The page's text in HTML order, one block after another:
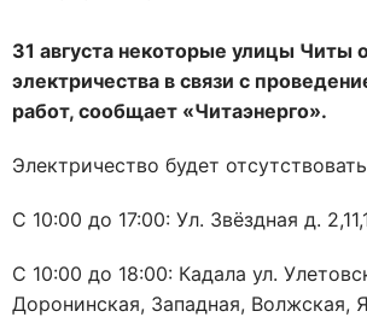
31 августа некоторые улицы Читы
электричества в связи с
работ, сообщает «Читаэнерго».
Электричество будет
С 10:00 до 17:00: Ул. Звёздная
С 10:00 до 18:00: Кадала ул.
Доронинская, Западная, Волжская,